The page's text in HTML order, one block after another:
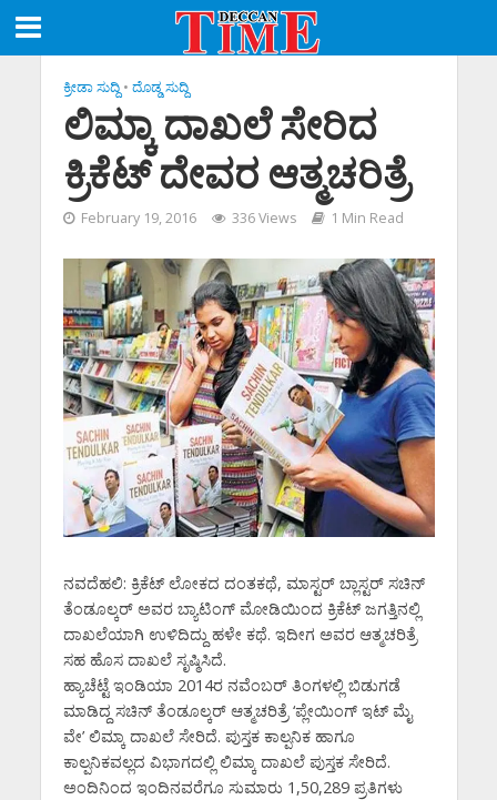
ಕ್ರೀಡಾ ಸುದ್ದಿ • ದೊಡ್ಡ ಸುದ್ದಿ
ಲಿಮ್ಕಾ ದಾಖಲೆ ಸೇರಿದ
ಕ್ರಿಕೆಟ್‌ ದೇವರ ಆತ್ಮಚರಿತ್ರೆ
February 19, 2016 336 Views 1 Min Read
ನವದೆಹಲಿ: ಕ್ರಿಕೆಟ್‌ ಲೋಕದ ದಂತಕಥೆ, ಮಾಸ್ಟರ್‌ ಬ್ಲಾಸ್ಟರ್‌ ಸಚಿನ್‌
ತೆಂಡೂಲ್ಕರ್‌ ಅವರ ಬ್ಯಾಟಿಂಗ್‌ ಮೋಡಿಯಿಂದ ಕ್ರಿಕೆಟ್‌ ಜಗತ್ತಿನಲ್ಲಿ
ದಾಖಲೆಯಾಗಿ ಉಳಿದಿದ್ದು ಹಳೇ ಕಥೆ. ಇದೀಗ ಅವರ ಆತ್ಮಚರಿತ್ರೆ
ಸಹ ಹೊಸ ದಾಖಲೆ ಸೃಷ್ಠಿಸಿದೆ.
ಹ್ಯಾಚೆಟ್ಟೆ ಇಂಡಿಯಾ 2014ರ ನವೆಂಬರ್‌ ತಿಂಗಳಲ್ಲಿ ಬಿಡುಗಡೆ
ಮಾಡಿದ್ದ ಸಚಿನ್‌ ತೆಂಡೂಲ್ಕರ್‌ ಆತ್ಮಚರಿತ್ರೆ ‘ಪ್ಲೇಯಿಂಗ್‌ ಇಟ್‌ ಮೈ
ವೇ’ ಲಿಮ್ಕಾ ದಾಖಲೆ ಸೇರಿದೆ. ಪುಸ್ತಕ ಕಾಲ್ಪನಿಕ ಹಾಗೂ
ಕಾಲ್ಪನಿಕವಲ್ಲದ ವಿಭಾಗದಲ್ಲಿ ಲಿಮ್ಕಾ ದಾಖಲೆ ಪುಸ್ತಕ ಸೇರಿದೆ.
ಅಂದಿನಿಂದ ಇಂದಿನವರೆಗೂ ಸುಮಾರು 1,50,289 ಪ್ರತಿಗಳು